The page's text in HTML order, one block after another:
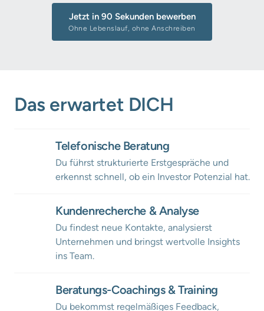
Jetzt in 90 Sekunden bewerben
Ohne Lebenslauf, ohne Anschreiben
Das erwartet DICH
Telefonische Beratung
Du führst strukturierte Erstgespräche und
erkennst schnell, ob ein Investor Potenzial hat.
Kundenrecherche & Analyse
Du findest neue Kontakte, analysierst
Unternehmen und bringst wertvolle Insights
ins Team.
Beratungs-Coachings & Training
Du bekommst regelmäßiges Feedback,